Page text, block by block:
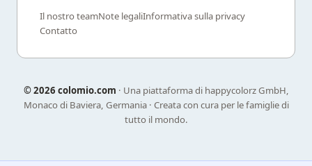
Il nostro teamNote legaliInformativa sulla privacy
Contatto
©2026 colomio.com · Una piattaforma di happycolorz GmbH,
Monaco di Baviera, Germania · Creata con cura per le famiglie di
tutto il mondo.